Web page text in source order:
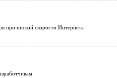
при ниской скорости Интернета